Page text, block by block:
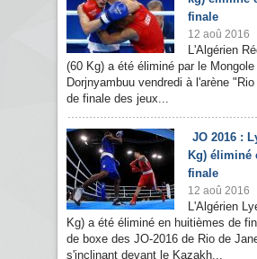
finale
12 aoû 2016
L'Algérien
(60 Kg) a été éliminé par le Mongole
Dorjnyambuu vendredi à l'arène
de finale des jeux...
JO 2016 :
Kg) éliminé
finale
12 aoû 2016
L'Algérien
Kg) a été éliminé en huitièmes de
de boxe des JO-2016 de Rio de
s'inclinant devant le Kazakh...